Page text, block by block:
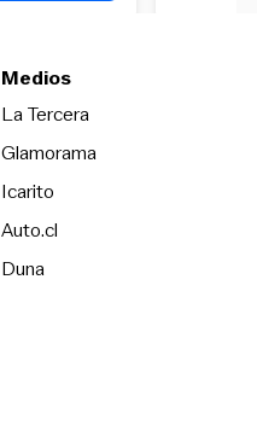
Medios
La Tercera
Glamorama
Icarito
Auto.cl
Duna